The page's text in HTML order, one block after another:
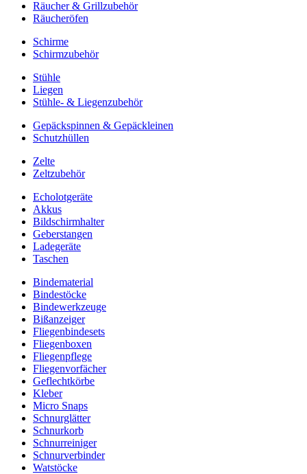
Räucher & Grillzubehör
Räucheröfen
Schirme
Schirmzubehör
Stühle
Liegen
Stühle- & Liegenzubehör
Gepäckspinnen & Gepäckleinen
Schutzhüllen
Zelte
Zeltzubehör
Echolotgeräte
Akkus
Bildschirmhalter
Geberstangen
Ladegeräte
Taschen
Bindematerial
Bindestöcke
Bindewerkzeuge
Bißanzeiger
Fliegenbindesets
Fliegenboxen
Fliegenpflege
Fliegenvorfächer
Geflechtkörbe
Kleber
Micro Snaps
Schnurglätter
Schnurkorb
Schnurreiniger
Schnurverbinder
Watstöcke